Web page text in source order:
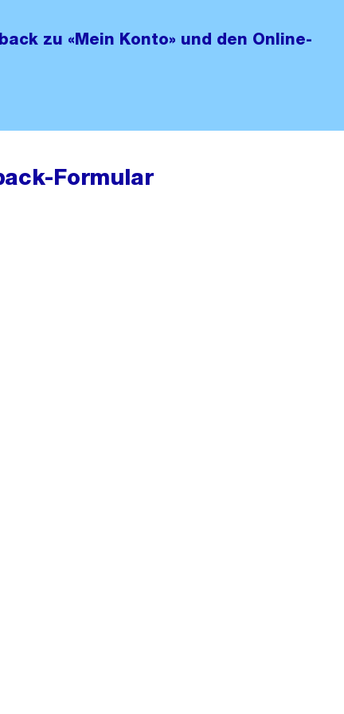
zu «Mein Konto» und den Online-
Formular